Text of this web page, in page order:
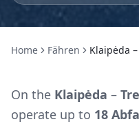
Home Fähren Klaipėda
On the Klaipėda –
operate up to 18